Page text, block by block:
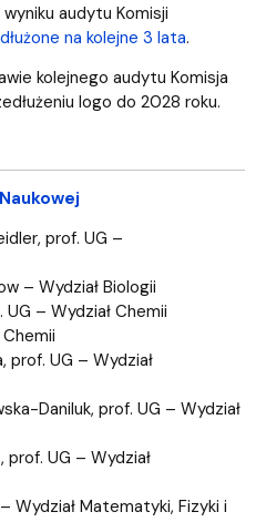
audytu Komisji
na kolejne 3 lata.
kolejnego audytu Komisja
logo do 2028 roku.
prof. UG –
– Wydział Biologii
– Wydział Chemii
prof. UG – Wydział
Daniluk, prof. UG – Wydział
prof. UG – Wydział
Wydział Matematyki, Fizyki i